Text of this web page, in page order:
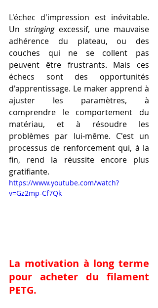
L'échec d'impression est inévitable.
Un stringing excessif, une mauvaise
adhérence du plateau, ou des
couches qui ne se collent pas
peuvent être frustrants. Mais ces
échecs sont des opportunités
d'apprentissage. Le maker apprend à
ajuster les paramètres, à
comprendre le comportement du
matériau, et à résoudre les
problèmes par lui-même. C'est un
processus de renforcement qui, à la
fin, rend la réussite encore plus
gratifiante.
https://www.youtube.com/watch?
v=Gz2mp-Cf7Qk
La motivation à long terme
pour acheter du filament
PETG.